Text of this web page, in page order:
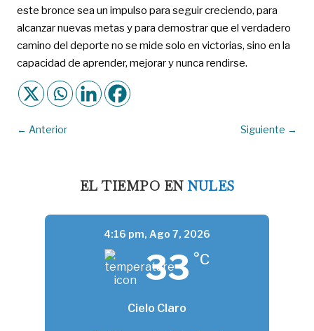
este bronce sea un impulso para seguir creciendo, para
alcanzar nuevas metas y para demostrar que el verdadero
camino del deporte no se mide solo en victorias, sino en la
capacidad de aprender, mejorar y nunca rendirse.
← Anterior Siguiente →
EL TIEMPO EN NULES
4:16 pm, Ago 7, 2026
33 °C
Cielo Claro